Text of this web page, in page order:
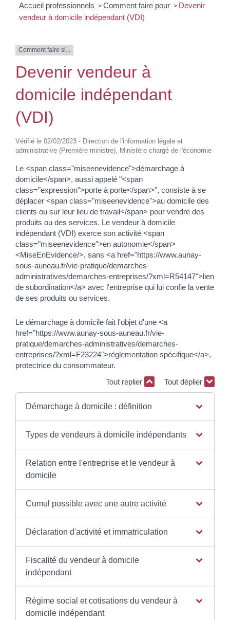
Accueil professionnels > Comment faire pour > Devenir
vendeur à domicile indépendant (VDI)
Comment faire si...
Devenir vendeur à
domicile indépendant
(VDI)
Vérifié le 02/02/2023 - Direction de l'information légale et
administrative (Première ministre), Ministère chargé de l'économie
Le <span class="miseenevidence">démarchage à
domicile</span>, aussi appelé "<span
class="expression">porte à porte</span>", consiste à se
déplacer <span class="miseenevidence">au domicile des
clients ou sur leur lieu de travail</span> pour vendre des
produits ou des services. Le vendeur à domicile
indépendant (VDI) exerce son activité <span
class="miseenevidence">en autonomie</span>
<MiseEnEvidence/>, sans <a href="https://www.aunay-
sous-auneau.fr/vie-pratique/demarches-
administratives/demarches-entreprises/?xml=R54147">lien
de subordination</a> avec l'entreprise qui lui confie la vente
de ses produits ou services.
Le démarchage à domicile fait l'objet d'une <a
href="https://www.aunay-sous-auneau.fr/vie-
pratique/demarches-administratives/demarches-
entreprises/?xml=F23224">réglementation spécifique</a>,
protectrice du consommateur.
Tout replier
Tout déplier
Démarchage à domicile : définition
Types de vendeurs à domicile indépendants
Relation entre l'entreprise et le vendeur à
domicile
Cumul possible avec une autre activité
Déclaration d'activité et immatriculation
Fiscalité du vendeur à domicile
indépendant
Régime social et cotisations du vendeur à
domicile indépendant